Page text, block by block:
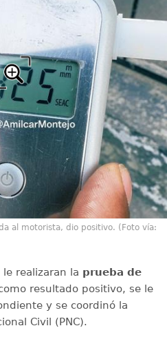
al motorista, dio positivo. (Foto vía:
realizaran la prueba de
resultado positivo, se le
y se coordinó la
Civil (PNC).